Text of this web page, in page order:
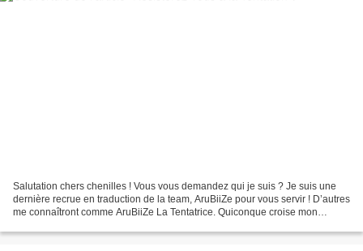
Salutation chers chenilles ! Vous vous demandez qui je suis ? Je suis une
dernière recrue en traduction de la team, AruBiiZe pour vous servir ! D’autres
me connaîtront comme AruBiiZe La Tentatrice. Quiconque croise mon